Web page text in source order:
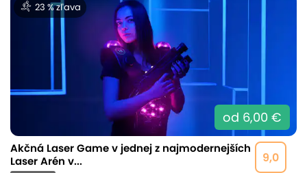
23 % zľava
od 6,00 €
9,0
Akčná Laser Game v jednej z najmodernejších
Laser Arén v...